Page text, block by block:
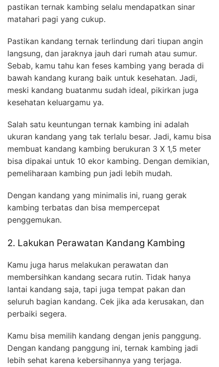
pastikan ternak kambing selalu mendapatkan sinar
matahari pagi yang cukup.
Pastikan kandang ternak terlindung dari tiupan angin
langsung, dan jaraknya jauh dari rumah atau sumur.
Sebab, kamu tahu kan feses kambing yang berada di
bawah kandang kurang baik untuk kesehatan. Jadi,
meski kandang buatanmu sudah ideal, pikirkan juga
kesehatan keluargamu ya.
Salah satu keuntungan ternak kambing ini adalah
ukuran kandang yang tak terlalu besar. Jadi, kamu bisa
membuat kandang kambing berukuran 3 X 1,5 meter
bisa dipakai untuk 10 ekor kambing. Dengan demikian,
pemeliharaan kambing pun jadi lebih mudah.
Dengan kandang yang minimalis ini, ruang gerak
kambing terbatas dan bisa mempercepat
penggemukan.
2. Lakukan Perawatan Kandang Kambing
Kamu juga harus melakukan perawatan dan
membersihkan kandang secara rutin. Tidak hanya
lantai kandang saja, tapi juga tempat pakan dan
seluruh bagian kandang. Cek jika ada kerusakan, dan
perbaiki segera.
Kamu bisa memilih kandang dengan jenis panggung.
Dengan kandang panggung ini, ternak kambing jadi
lebih sehat karena kebersihannya yang terjaga.